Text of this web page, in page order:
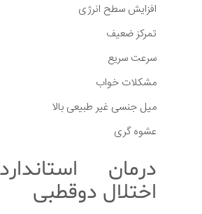
افزایش سطح انرژی
تمرکز ضعیف
سرعت سریع
مشکلات خواب
میل جنسی غیر طبیعی بالا
عشوه گری
درمان
اختلال دوقطبی